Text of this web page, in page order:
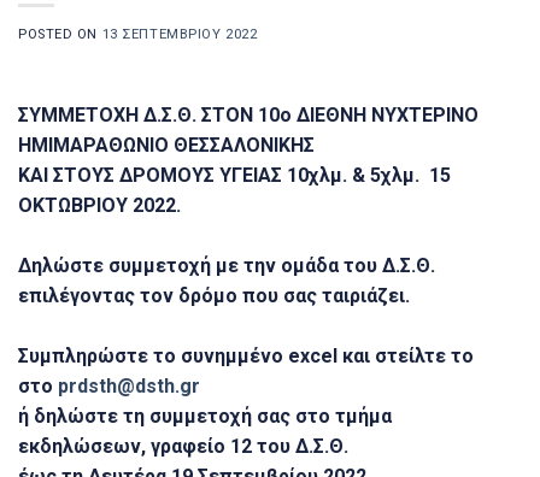
POSTED ON 13 ΣΕΠΤΕΜΒΡΊΟΥ 2022
ΣΥΜΜΕΤΟΧΗ Δ.Σ.Θ. ΣΤΟΝ 10ο ΔΙΕΘΝΗ ΝΥΧΤΕΡΙΝΟ
ΗΜΙΜΑΡΑΘΩΝΙΟ ΘΕΣΣΑΛΟΝΙΚΗΣ
ΚΑΙ ΣΤΟΥΣ ΔΡΟΜΟΥΣ ΥΓΕΙΑΣ 10χλμ. & 5χλμ. 15
ΟΚΤΩΒΡΙΟΥ 2022.
Δηλώστε συμμετοχή με την ομάδα του Δ.Σ.Θ.
επιλέγοντας τον δρόμο που σας ταιριάζει.
Συμπληρώστε το συνημμένο excel και στείλτε το
στο prdsth@dsth.gr
ή δηλώστε τη συμμετοχή σας στο τμήμα
εκδηλώσεων, γραφείο 12 του Δ.Σ.Θ.